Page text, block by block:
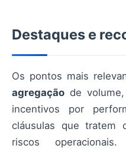
Destaques e
Os pontos mais
agregação de
incentivos por
cláusulas que tratem
riscos